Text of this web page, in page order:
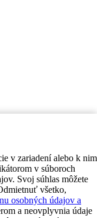
v zariadení alebo k nim
v súboroch
Svoj súhlas môžete
všetko,
osobných údajov a
a neovplyvnia údaje